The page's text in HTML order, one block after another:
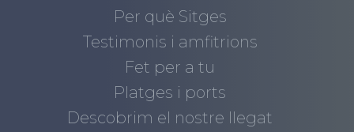
Per què Sitges
Testimonis i amfitrions
Fet per a tu
Platges i ports
Descobrim el nostre llegat